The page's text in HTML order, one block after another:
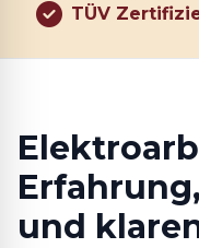
TÜV
und